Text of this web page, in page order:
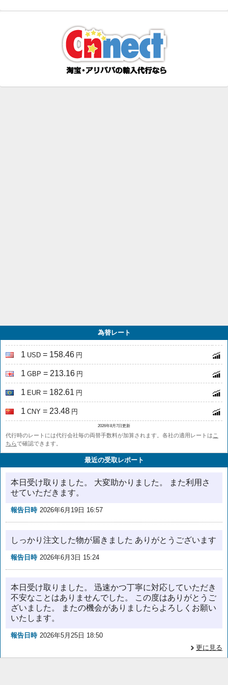
為替レート
1 USD = 158.46 円
1 GBP = 213.16 円
1 EUR = 182.61 円
1 CNY = 23.48 円
2026年8月7日更新
代行時のレートには代行会社毎の両替手数料が加算されます。各社の適用レートは こ
ちらで確認できます。
最近の受取レポート
本日受け取りました。 大変助かりました。 また利用さ
せていただきます。
報告日時 2026年6月19日 16:57
しっかり注文した物が届きました ありがとうございます
報告日時 2026年6月3日 15:24
本日受け取りました。 迅速かつ丁寧に対応していただき
不安なことはありませんでした。 この度はありがとうご
ざいました。 またの機会がありましたらよろしくお願い
いたします。
報告日時 2026年5月25日 18:50
更に見る